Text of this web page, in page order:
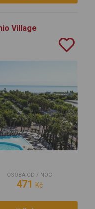
Village
OSOBA OD / NOC
471 Kč